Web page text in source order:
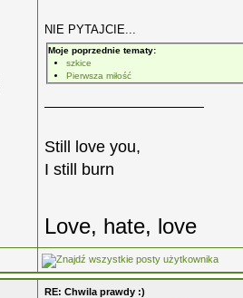
NIE PYTAJCIE...
Moje poprzednie tematy:
szkice
Pierwsza miłość
Still love you,
I still burn
Love, hate, love
RE: Chwila prawdy :)